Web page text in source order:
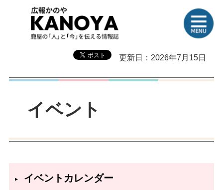
更新日：2026年7月15日
イベント
イベントカレンダー